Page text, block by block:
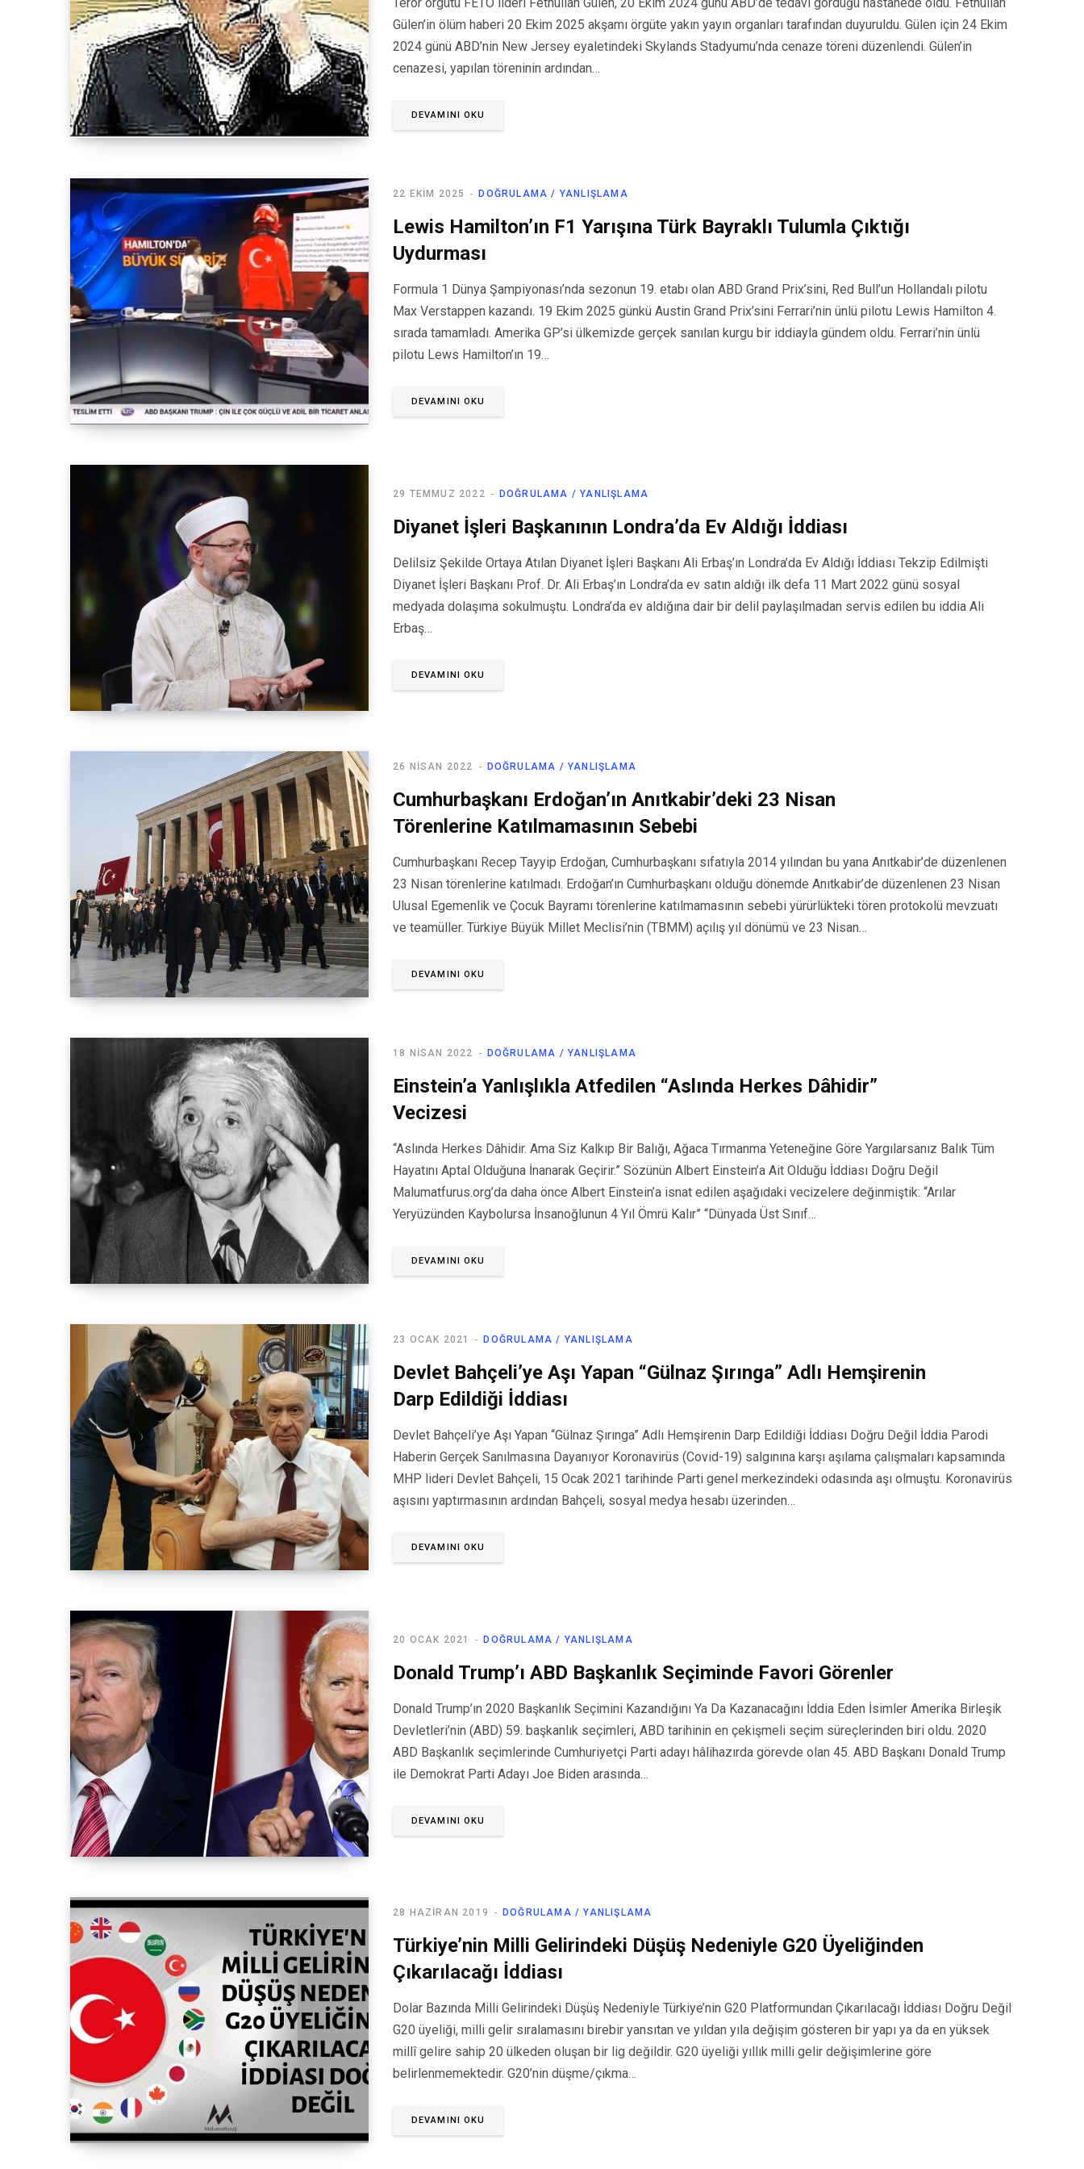
Gülen’in ölüm haberi 20 Ekim 2025 akşamı örgüte yakın yayın organları tarafından duyuruldu. Gülen için 24 Ekim
2024 günü ABD’nin New Jersey eyaletindeki Skylands Stadyumu’nda cenaze töreni düzenlendi. Gülen’in
cenazesi, yapılan töreninin ardından…
DEVAMINI OKU
DOĞRULAMA / YANLIŞLAMA
22 EKIM 2025
Lewis Hamilton’ın F1 Yarışına Türk Bayraklı Tulumla Çıktığı
Uydurması
Formula 1 Dünya Şampiyonası’nda sezonun 19. etabı olan ABD Grand Prix’sini, Red Bull’un Hollandalı pilotu
Max Verstappen kazandı. 19 Ekim 2025 günkü Austin Grand Prix’sini Ferrari’nin ünlü pilotu Lewis Hamilton 4.
sırada tamamladı. Amerika GP’si ülkemizde gerçek sanılan kurgu bir iddiayla gündem oldu. Ferrari’nin ünlü
pilotu Lews Hamilton’ın 19…
DEVAMINI OKU
DOĞRULAMA / YANLIŞLAMA
29 TEMMUZ 2022
Diyanet İşleri Başkanının Londra’da Ev Aldığı İddiası
Delilsiz Şekilde Ortaya Atılan Diyanet İşleri Başkanı Ali Erbaş’ın Londra’da Ev Aldığı İddiası Tekzip Edilmişti
Diyanet İşleri Başkanı Prof. Dr. Ali Erbaş’ın Londra’da ev satın aldığı ilk defa 11 Mart 2022 günü sosyal
medyada dolaşıma sokulmuştu. Londra’da ev aldığına dair bir delil paylaşılmadan servis edilen bu iddia Ali
Erbaş…
DEVAMINI OKU
DOĞRULAMA / YANLIŞLAMA
26 NISAN 2022
Cumhurbaşkanı Erdoğan’ın Anıtkabir’deki 23 Nisan
Törenlerine Katılmamasının Sebebi
Cumhurbaşkanı Recep Tayyip Erdoğan, Cumhurbaşkanı sıfatıyla 2014 yılından bu yana Anıtkabir’de düzenlenen
23 Nisan törenlerine katılmadı. Erdoğan’ın Cumhurbaşkanı olduğu dönemde Anıtkabir’de düzenlenen 23 Nisan
Ulusal Egemenlik ve Çocuk Bayramı törenlerine katılmamasının sebebi yürürlükteki tören protokolü mevzuatı
ve teamüller. Türkiye Büyük Millet Meclisi’nin (TBMM) açılış yıl dönümü ve 23 Nisan…
DEVAMINI OKU
DOĞRULAMA / YANLIŞLAMA
18 NISAN 2022
Einstein’a Yanlışlıkla Atfedilen “Aslında Herkes Dâhidir”
Vecizesi
“Aslında Herkes Dâhidir. Ama Siz Kalkıp Bir Balığı, Ağaca Tırmanma Yeteneğine Göre Yargılarsanız Balık Tüm
Hayatını Aptal Olduğuna İnanarak Geçirir.” Sözünün Albert Einstein’a Ait Olduğu İddiası Doğru Değil
Malumatfurus.org’da daha önce Albert Einstein’a isnat edilen aşağıdaki vecizelere değinmiştik: “Arılar
Yeryüzünden Kaybolursa İnsanoğlunun 4 Yıl Ömrü Kalır” “Dünyada Üst Sınıf…
DEVAMINI OKU
DOĞRULAMA / YANLIŞLAMA
23 OCAK 2021
Devlet Bahçeli’ye Aşı Yapan “Gülnaz Şırınga” Adlı Hemşirenin
Darp Edildiği İddiası
Devlet Bahçeli’ye Aşı Yapan “Gülnaz Şırınga” Adlı Hemşirenin Darp Edildiği İddiası Doğru Değil İddia Parodi
Haberin Gerçek Sanılmasına Dayanıyor Koronavirüs (Covid-19) salgınına karşı aşılama çalışmaları kapsamında
MHP lideri Devlet Bahçeli, 15 Ocak 2021 tarihinde Parti genel merkezindeki odasında aşı olmuştu. Koronavirüs
aşısını yaptırmasının ardından Bahçeli, sosyal medya hesabı üzerinden…
DEVAMINI OKU
DOĞRULAMA / YANLIŞLAMA
20 OCAK 2021
Donald Trump’ı ABD Başkanlık Seçiminde Favori Görenler
Donald Trump’ın 2020 Başkanlık Seçimini Kazandığını Ya Da Kazanacağını İddia Eden İsimler Amerika Birleşik
Devletleri’nin (ABD) 59. başkanlık seçimleri, ABD tarihinin en çekişmeli seçim süreçlerinden biri oldu. 2020
ABD Başkanlık seçimlerinde Cumhuriyetçi Parti adayı hâlihazırda görevde olan 45. ABD Başkanı Donald Trump
ile Demokrat Parti Adayı Joe Biden arasında…
DEVAMINI OKU
DOĞRULAMA / YANLIŞLAMA
28 HAZIRAN 2019
Türkiye’nin Milli Gelirindeki Düşüş Nedeniyle G20 Üyeliğinden
Çıkarılacağı İddiası
Dolar Bazında Milli Gelirindeki Düşüş Nedeniyle Türkiye’nin G20 Platformundan Çıkarılacağı İddiası Doğru Değil
G20 üyeliği, milli gelir sıralamasını birebir yansıtan ve yıldan yıla değişim gösteren bir yapı ya da en yüksek
millî gelire sahip 20 ülkeden oluşan bir lig değildir. G20 üyeliği yıllık milli gelir değişimlerine göre
belirlenmemektedir. G20’nin düşme/çıkma…
DEVAMINI OKU